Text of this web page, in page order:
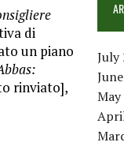
di
un piano
rinviato],
July
May